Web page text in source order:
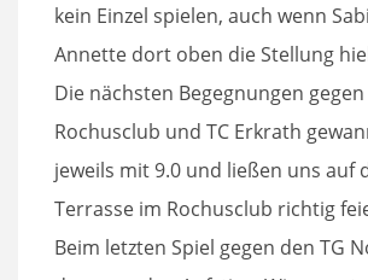
kein Einzel spielen, auch wenn
Annette dort oben die Stellung
Die nächsten Begegnungen
Rochusclub und TC Erkrath
jeweils mit 9.0 und ließen uns auf
Terrasse im Rochusclub richtig
Beim letzten Spiel gegen den TG